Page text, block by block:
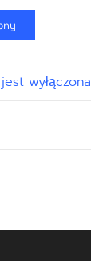
wyłączona